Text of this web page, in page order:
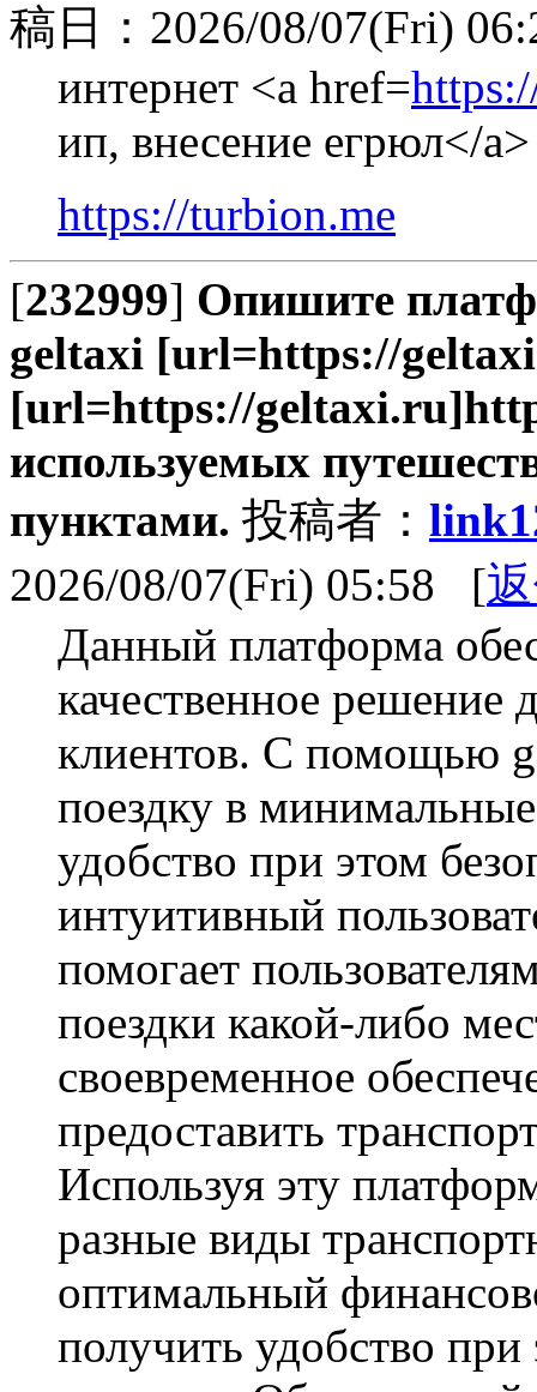
稿日：2026/08/07(Fri)
интернет <a href=
ип, внесение егрюл</a>
https://turbion.me
[232999] Опишите
geltaxi [url=https://
[url=https://
используемых
пунктами. 投稿者：
2026/08/07(Fri) 05:58 [
Данный платформа
качественное
клиентов. С помощью
поездку в
удобство при этом
интуитивный
помогает
поездки какой-либо
своевременное
предоставить
Используя эту
разные виды
оптимальный
получить удобство при